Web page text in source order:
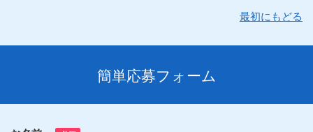
最初にもどる
簡単応募フォーム